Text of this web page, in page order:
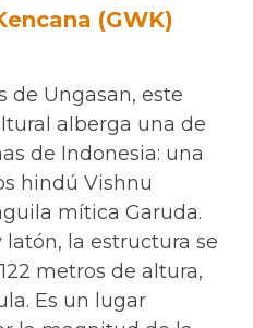
(GWK)
de Ungasan, este
alberga una de
de Indonesia: una
hindú Vishnu
mítica Garuda.
la estructura se
metros de altura,
Es un lugar